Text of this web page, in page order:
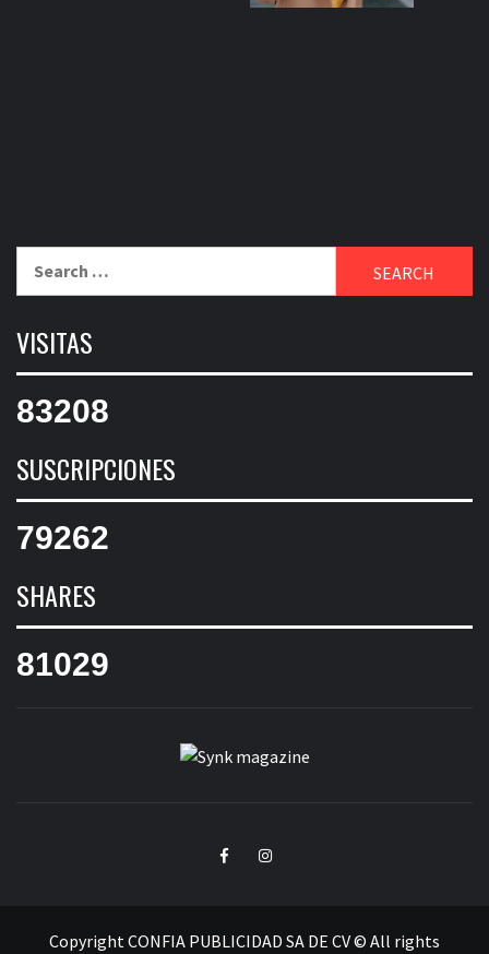
for:
VISITAS
83208
SUSCRIPCIONES
79262
SHARES
81029
FacebookInstagram
Copyright CONFIA PUBLICIDAD SA DE CV © All rights